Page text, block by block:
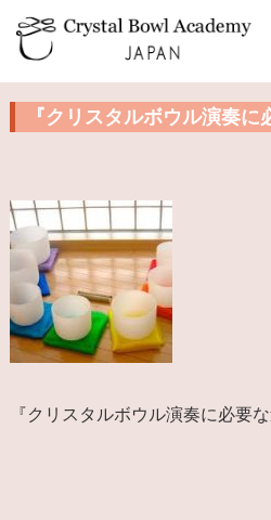
『クリスタルボウル演奏に
『クリスタルボウル演奏に必要